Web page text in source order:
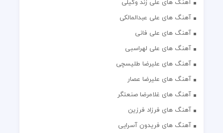
آهنگ های علی عبدالمالکی
آهنگ های علی فانی
آهنگ های علی لهراسبی
آهنگ های علیرضا طلیسچی
آهنگ های علیرضا عصار
آهنگ های غلامرضا صنعتگر
آهنگ های فرزاد فرزین
آهنگ های فریدون آسرایی